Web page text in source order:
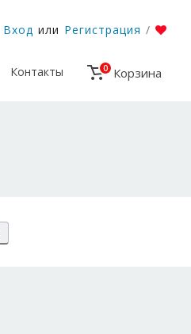
Вход или Регистрация /
Контакты 0 Корзина